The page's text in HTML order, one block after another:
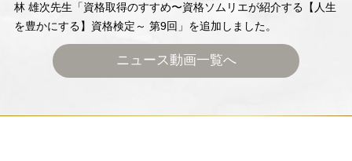
ニュース動画一覧へ
林 雄次先生「資格取得のすすめ〜資格ソムリエが紹介する【人生
を豊かにする】資格検定～ 第9回」を追加しました。